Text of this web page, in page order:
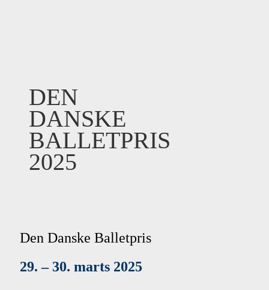
DEN
DANSKE
BALLETPRIS
2025
Den Danske Balletpris
29. – 30. marts 2025